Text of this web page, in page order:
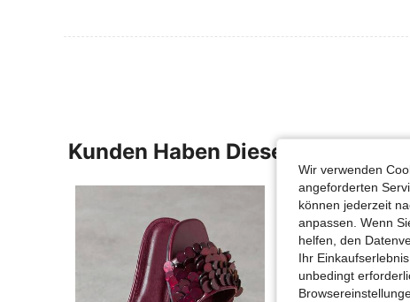
Kunden Haben Diese Artikel
Wir verwenden
angeforderten
können jederzeit
anpassen. Wenn
helfen, den
Ihr
unbedingt